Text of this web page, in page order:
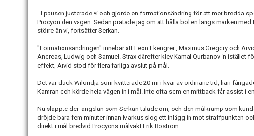
- I pausen justerade vi och gjorde en formationsändring för att mer bredda
Procyon den vägen. Sedan pratade jag om att hålla bollen längs marken
större än vi, fortsätter Serkan.
"Formationsändringen" innebar att Leon Ekengren, Maximus Gregory och
Andreas, Ludwig och Samuel. Strax därefter klev Kamal Qurbanov in istället
effekt, Arvid stod för flera farliga avslut på mål.
Det var dock Wilondja som kvitterade 20 min kvar av ordinarie tid, han
Kamran och körde hela vägen in i mål. Inte ofta som en mittback får assist i
Nu släppte den ängslan som Serkan talade om, och den målkramp som
dröjde bara fem minuter innan Markus slog ett inlägg in mot straffpunkten
direkt i mål bredvid Procyons målvakt Erik Boström.